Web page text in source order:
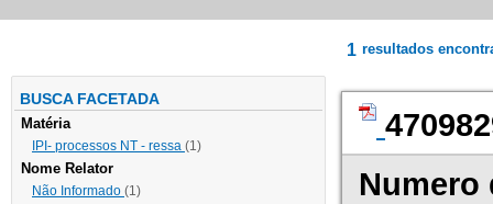
BUSCA FACETADA
Matéria
IPI- processos NT - ressa (1)
Nome Relator
Não Informado (1)
1 resultados
Numero